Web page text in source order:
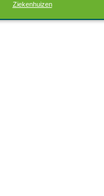
Ziekenhuizen